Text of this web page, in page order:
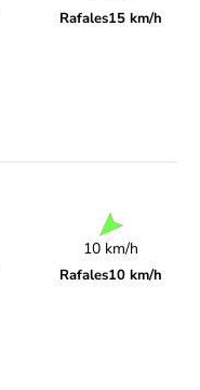
Rafales15 km/h
10 km/h
Rafales10 km/h